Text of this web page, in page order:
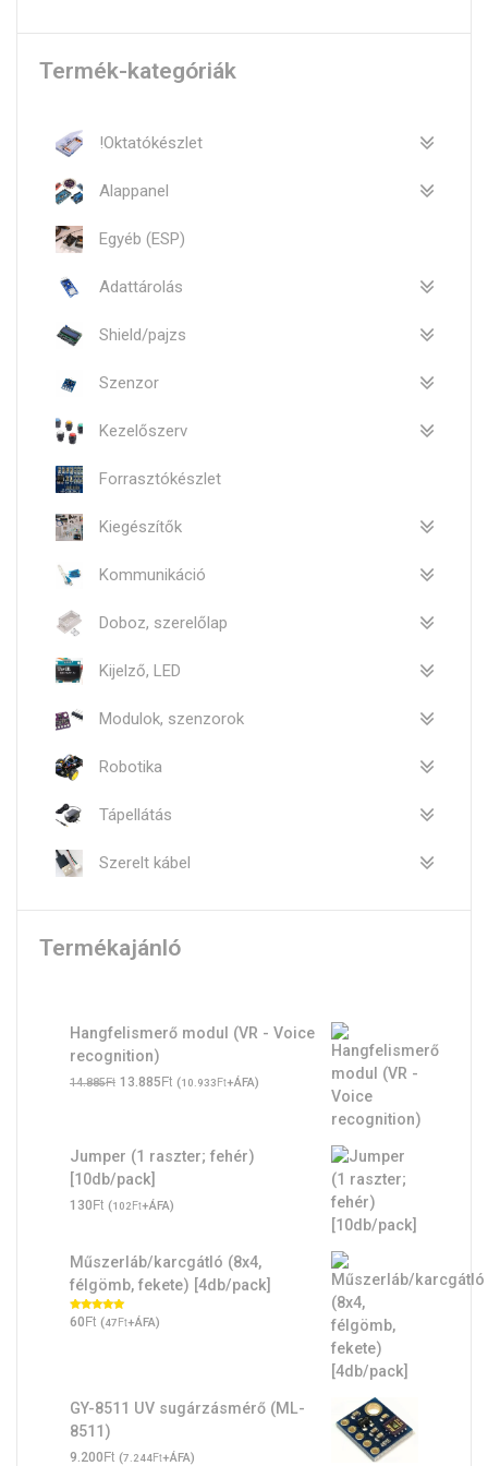
Termék-kategóriák
!Oktatókészlet
Alappanel
Egyéb (ESP)
Adattárolás
Shield/pajzs
Szenzor
Kezelőszerv
Forrasztókészlet
Kiegészítők
Kommunikáció
Doboz, szerelőlap
Kijelző, LED
Modulok, szenzorok
Robotika
Tápellátás
Szerelt kábel
Termékajánló
Hangfelismerő modul (VR - Voice
recognition)
14.885Ft Original
14.885Ft.
13.885FtCurrent
13.885Ft.
(10.933Ft+ÁFA)
Jumper (1 raszter; fehér)
[10db/pack]
130Ft (102Ft+ÁFA)
Műszerláb/karcgátló (8x4,
félgömb, fekete) [4db/pack]
Értékelés:
5.00 / 5
60Ft (47Ft+ÁFA)
GY-8511 UV sugárzásmérő (ML-
8511)
9.200Ft (7.244Ft+ÁFA)